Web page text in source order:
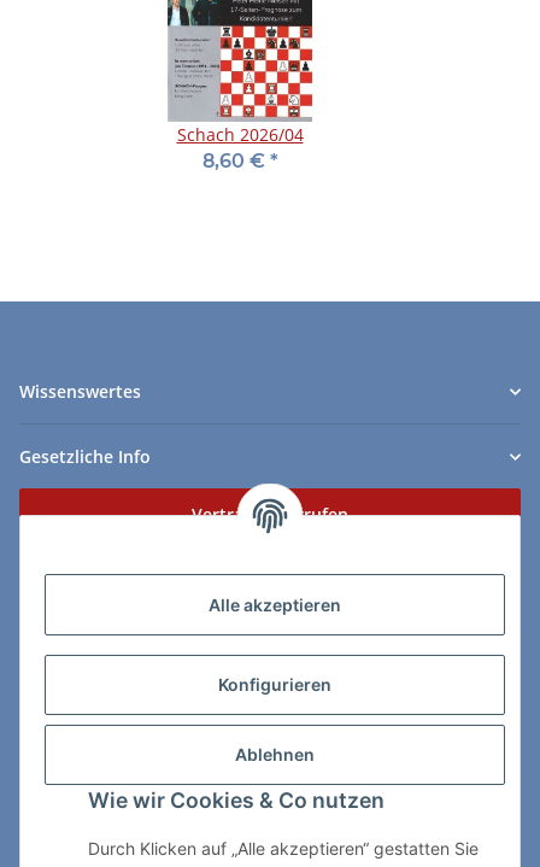
Alle akzeptieren
Konfigurieren
Ablehnen
Wie wir Cookies & Co nutzen
Durch Klicken auf „Alle akzeptieren“ gestatten Sie
Schach 2026/04
8,60 € *
Wissenswertes
Gesetzliche Info
Vertrag widerrufen
ChessWare Schachversand
89264 Weissenhorn